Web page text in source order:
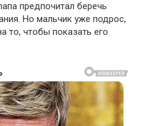
предпочитал беречь
Но мальчик уже подрос,
то, чтобы показать его